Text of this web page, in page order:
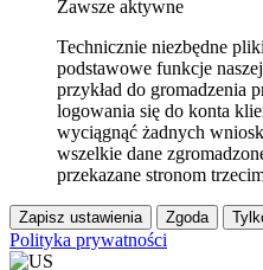
Zawsze aktywne
Technicznie niezbędne
podstawowe funkcje
przykład do gromadzenia
logowania się do konta
wyciągnąć żadnych
wszelkie dane
przekazane stronom
Zapisz ustawienia Zgoda
Polityka prywatności